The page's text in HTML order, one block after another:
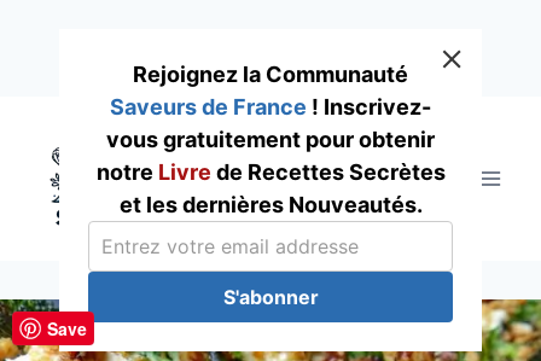
content
Rejoignez la Communauté
Saveurs de France ! Inscrivez-
vous gratuitement pour obtenir
notre Livre de Recettes Secrètes
et les dernières Nouveautés.
S'abonner
Save